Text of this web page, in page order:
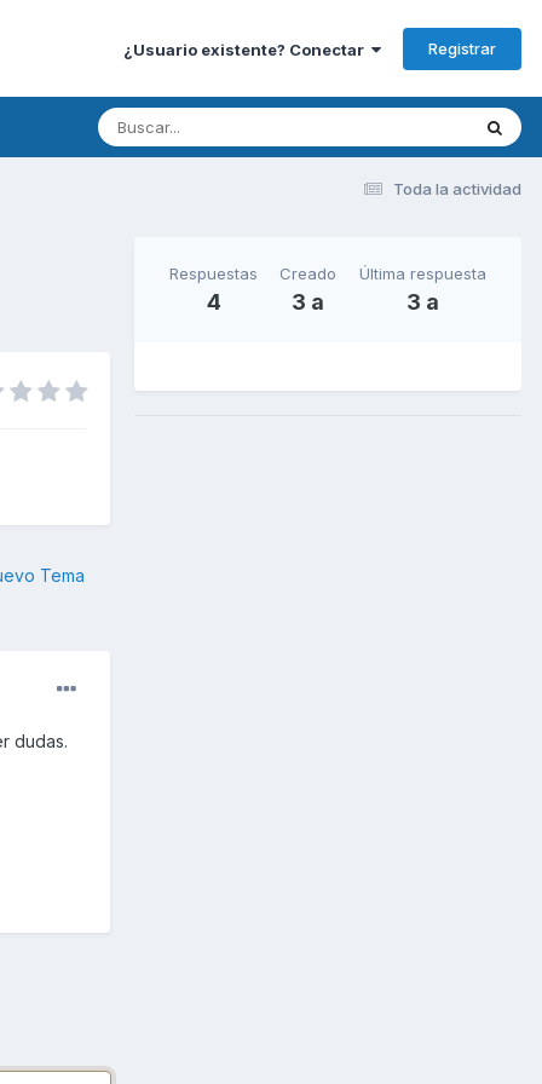
¿Usuario existente? Conectar Registrar
Toda la actividad
Tema
dudas.
Respuestas
4
Creado
3 a
Última respuesta
3 a